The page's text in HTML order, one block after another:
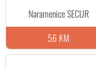
Naramenice SECUR
56 KM